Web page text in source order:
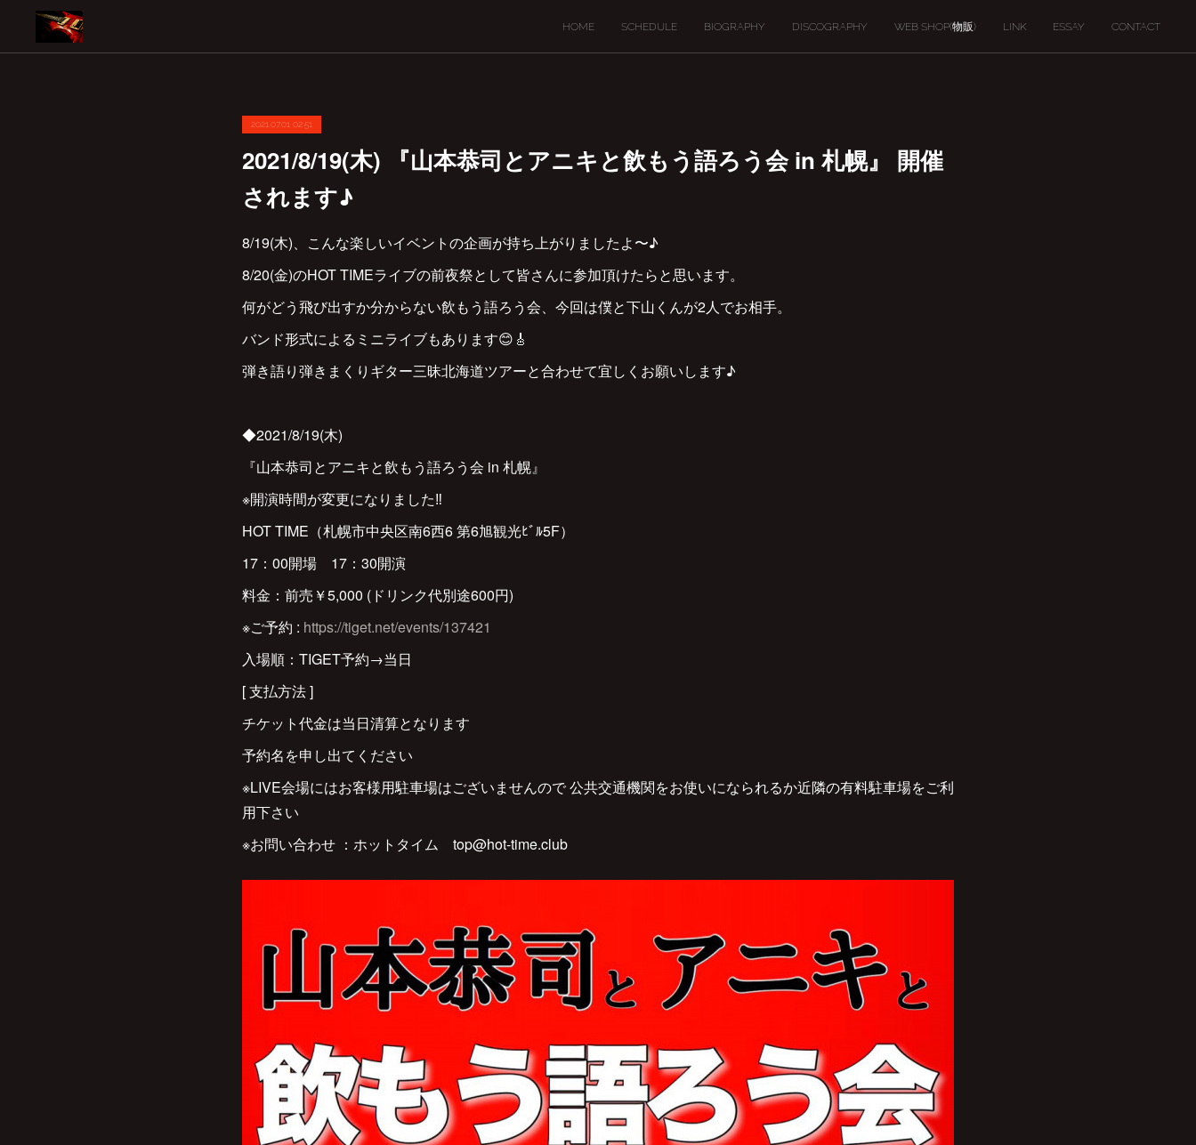
HOME SCHEDULE BIOGRAPHY DISCOGRAPHY WEB SHOP(物販) LINK ESSAY CONTACT
2021.07.01 02:51
2021/8/19(木) 『山本恭司とアニキと飲もう語ろう会 in 札幌』 開催
されます♪
8/19(木)、こんな楽しいイベントの企画が持ち上がりましたよ〜♪
8/20(金)のHOT TIMEライブの前夜祭として皆さんに参加頂けたらと思います。
何がどう飛び出すか分からない飲もう語ろう会、今回は僕と下山くんが2人でお相手。
バンド形式によるミニライブもあります😊🎸
弾き語り弾きまくりギター三昧北海道ツアーと合わせて宜しくお願いします♪
◆2021/8/19(木)
『山本恭司とアニキと飲もう語ろう会 in 札幌』
※開演時間が変更になりました‼︎
HOT TIME（札幌市中央区南6西6 第6旭観光ﾋﾞﾙ5F）
17：00開場 17：30開演
料金：前売￥5,000 (ドリンク代別途600円)
※ご予約 : https://tiget.net/events/137421
入場順：TIGET予約→当日
[ 支払方法 ]
チケット代金は当日清算となります
予約名を申し出てください
※LIVE会場にはお客様用駐車場はございませんので 公共交通機関をお使いになられるか近隣の有料駐車場をご利
用下さい
※お問い合わせ ：ホットタイム top@hot-time.club